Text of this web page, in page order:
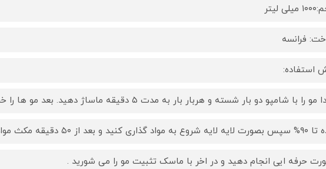
لیتر
فرانسه
استفاده:
مو را با شامپو دو بار شسته و هربار بار به مدت ۵ دقیقه ماساژ دهید. بعد مو ها را خشک
کنید و بعد از ۵۰ دقیقه مکث مواد اتو کشی را
حرفه ایی انجام دهید و در اخر با ماسک تثبیت مو را می شورید .